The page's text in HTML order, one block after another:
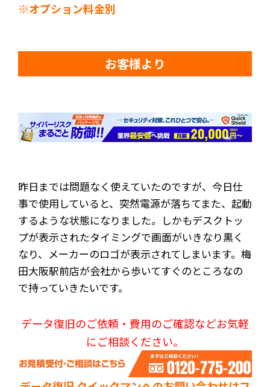
※オプション料金別
お客様より
昨日までは問題なく使えていたのですが、今日仕
事で使用していると、突然電源が落ちてまた、起動
するような状態になりました。しかもデスクトッ
プが表示されたタイミングで画面がいきなり黒く
なり、メーカーのロゴが表示されてしまいます。梅
田大阪駅前店が会社から歩いてすぐのところなの
で持っていきたいです。
データ復旧のご依頼・費用のご確認などお気軽
にご相談ください。